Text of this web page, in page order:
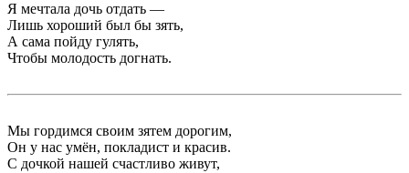
Я мечтала дочь отдать —
Лишь хороший был бы зять,
А сама пойду гулять,
Чтобы молодость догнать.
Мы гордимся своим зятем дорогим,
Он у нас умён, покладист и красив.
С дочкой нашей счастливо живут,